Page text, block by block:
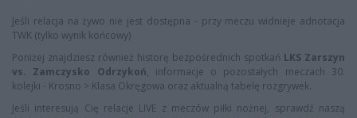
Jeśli relacja na żywo nie jest dostępna - przy meczu widnieje adnotacja
TWK (tylko wynik końcowy)
Poniżej znajdziesz również historę bezpośrednich spotkań LKS Zarszyn
vs. Zamczysko Odrzykoń, informacje o pozostałych meczach 30.
kolejki - Krosno > Klasa Okręgowa oraz aktualną tabelę rozgrywek.
Jeśli interesują Cię relacje LIVE z meczów piłki nożnej, sprawdź naszą